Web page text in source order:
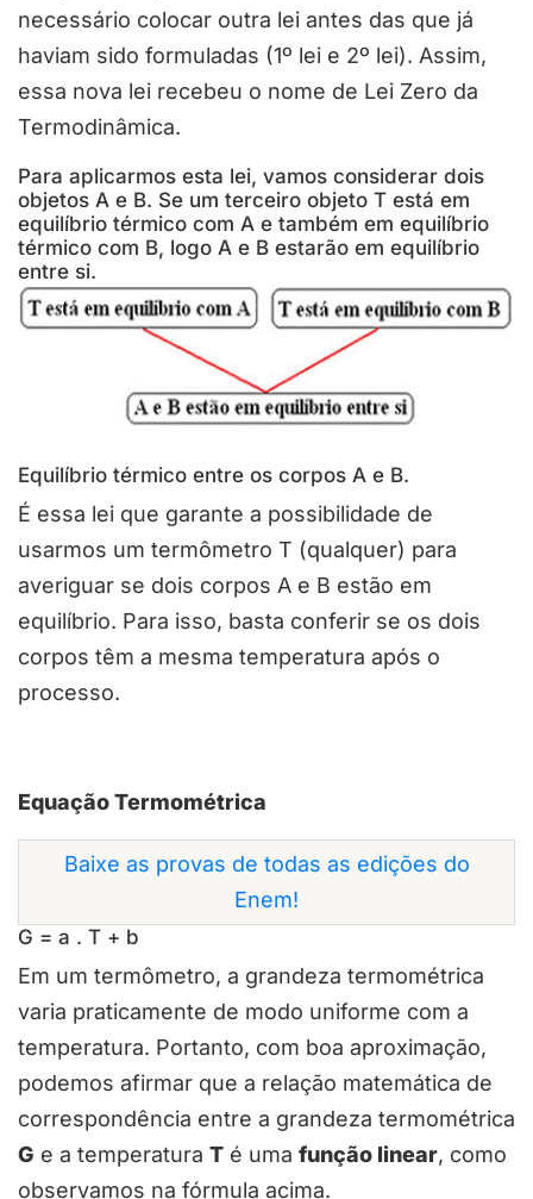
necessário colocar outra lei antes das que já
haviam sido formuladas (1º lei e 2º lei). Assim,
essa nova lei recebeu o nome de Lei Zero da
Termodinâmica.
Para aplicarmos esta lei, vamos considerar dois
objetos A e B. Se um terceiro objeto T está em
equilíbrio térmico com A e também em equilíbrio
térmico com B, logo A e B estarão em equilíbrio
entre si.
Equilíbrio térmico entre os corpos A e B.
É essa lei que garante a possibilidade de
usarmos um termômetro T (qualquer) para
averiguar se dois corpos A e B estão em
equilíbrio. Para isso, basta conferir se os dois
corpos têm a mesma temperatura após o
processo.
Equação Termométrica
Baixe as provas de todas as edições do
Enem!
G = a . T + b
Em um termômetro, a grandeza termométrica
varia praticamente de modo uniforme com a
temperatura. Portanto, com boa aproximação,
podemos afirmar que a relação matemática de
correspondência entre a grandeza termométrica
G e a temperatura T é uma função linear, como
observamos na fórmula acima.